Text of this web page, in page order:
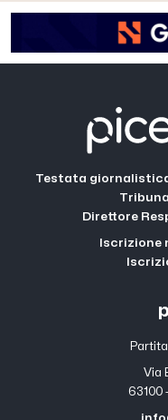
Testata
Direttore
Iscrizione
Via
63100